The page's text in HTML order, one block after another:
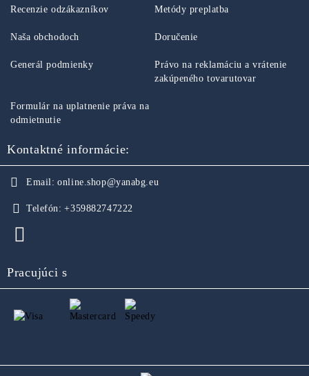
Recenzie odzákazníkov
Naša obchodoch
Generál podmienky
Metódy preplatba
Doručenie
Právo na reklamáciu a vrátenie
zakúpeného tovarutovar
Formulár na uplatnenie práva na
odmietnutie
Kontaktné informácie:
Email: online.shop@yanabg.eu
Telefón: +359882747222
Pracujúci s